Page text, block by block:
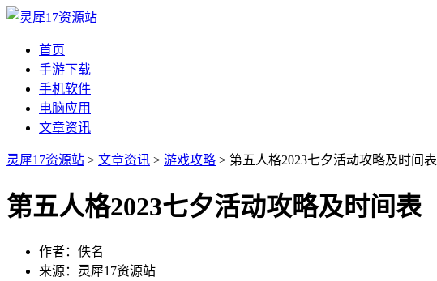
首页
手游下载
手机软件
电脑应用
文章资讯
灵犀17资源站 > 文章资讯 > 游戏攻略 > 第五人格2023七夕活动攻略及时间表
第五人格2023七夕活动攻略及时间表
作者：佚名
来源：灵犀17资源站